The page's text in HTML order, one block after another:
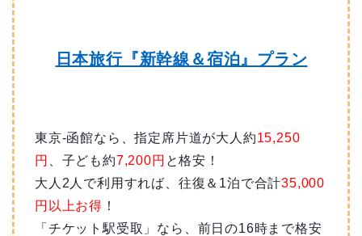
日本旅行『新幹線＆宿泊』プラン
東京-函館なら、指定席片道が大人約15,250
円
、子ども約7,200円 と格安！
大人2人で利用すれば、往復＆1泊で合計35,000
円以上お得 ！
「チケット駅受取」なら、前日の16時まで格安